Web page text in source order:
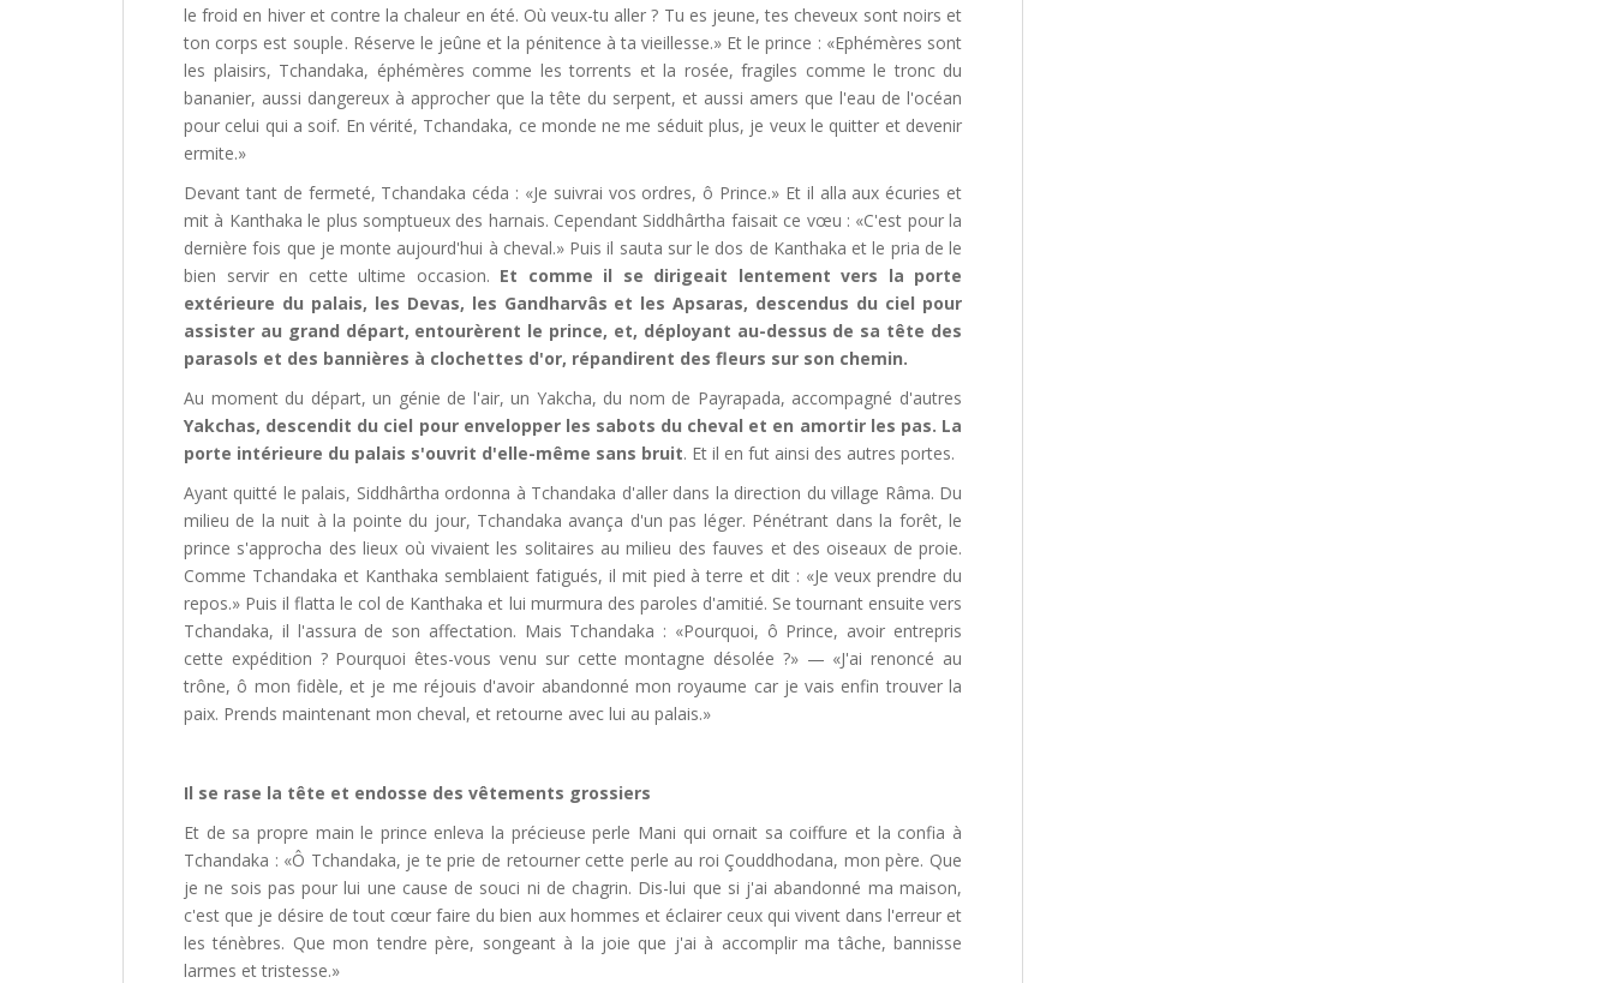
le froid en hiver et contre la chaleur en été. Où veux-tu aller ? Tu es jeune, tes cheveux sont noirs et
ton corps est souple. Réserve le jeûne et la pénitence à ta vieillesse.» Et le prince : «Ephémères sont
les plaisirs, Tchandaka, éphémères comme les torrents et la rosée, fragiles comme le tronc du
bananier, aussi dangereux à approcher que la tête du serpent, et aussi amers que l'eau de l'océan
pour celui qui a soif. En vérité, Tchandaka, ce monde ne me séduit plus, je veux le quitter et devenir
ermite.»
Devant tant de fermeté, Tchandaka céda : «Je suivrai vos ordres, ô Prince.» Et il alla aux écuries et
mit à Kanthaka le plus somptueux des harnais. Cependant Siddhârtha faisait ce vœu : «C'est pour la
dernière fois que je monte aujourd'hui à cheval.» Puis il sauta sur le dos de Kanthaka et le pria de le
bien servir en cette ultime occasion. Et comme il se dirigeait lentement vers la porte
extérieure du palais, les Devas, les Gandharvâs et les Apsaras, descendus du ciel pour
assister au grand départ, entourèrent le prince, et, déployant au-dessus de sa tête des
parasols et des bannières à clochettes d'or, répandirent des fleurs sur son chemin.
Au moment du départ, un génie de l'air, un Yakcha, du nom de Payrapada, accompagné d'autres
Yakchas, descendit du ciel pour envelopper les sabots du cheval et en amortir les pas. La
porte intérieure du palais s'ouvrit d'elle-même sans bruit. Et il en fut ainsi des autres portes.
Ayant quitté le palais, Siddhârtha ordonna à Tchandaka d'aller dans la direction du village Râma. Du
milieu de la nuit à la pointe du jour, Tchandaka avança d'un pas léger. Pénétrant dans la forêt, le
prince s'approcha des lieux où vivaient les solitaires au milieu des fauves et des oiseaux de proie.
Comme Tchandaka et Kanthaka semblaient fatigués, il mit pied à terre et dit : «Je veux prendre du
repos.» Puis il flatta le col de Kanthaka et lui murmura des paroles d'amitié. Se tournant ensuite vers
Tchandaka, il l'assura de son affectation. Mais Tchandaka : «Pourquoi, ô Prince, avoir entrepris
cette expédition ? Pourquoi êtes-vous venu sur cette montagne désolée ?» — «J'ai renoncé au
trône, ô mon fidèle, et je me réjouis d'avoir abandonné mon royaume car je vais enfin trouver la
paix. Prends maintenant mon cheval, et retourne avec lui au palais.»
Il se rase la tête et endosse des vêtements grossiers
Et de sa propre main le prince enleva la précieuse perle Mani qui ornait sa coiffure et la confia à
Tchandaka : «Ô Tchandaka, je te prie de retourner cette perle au roi Çouddhodana, mon père. Que
je ne sois pas pour lui une cause de souci ni de chagrin. Dis-lui que si j'ai abandonné ma maison,
c'est que je désire de tout cœur faire du bien aux hommes et éclairer ceux qui vivent dans l'erreur et
les ténèbres. Que mon tendre père, songeant à la joie que j'ai à accomplir ma tâche, bannisse
larmes et tristesse.»